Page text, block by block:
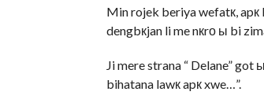
Min rojek beriya wefatк, apк
dengbкjan li me nкrо ы bi
Ji mere strana “ Delane”
bihatana lawк apк xwe…”.